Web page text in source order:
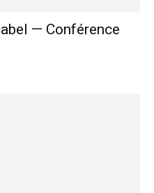
— Conférence